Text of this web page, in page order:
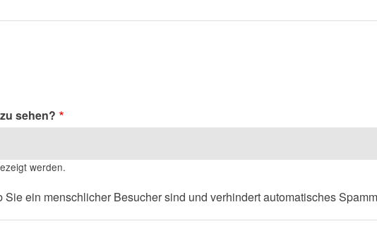
sehen?
werden.
ein menschlicher Besucher sind und verhindert automatisches